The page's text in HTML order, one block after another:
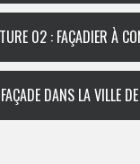
02 : FAÇADIER À
DANS LA VILLE